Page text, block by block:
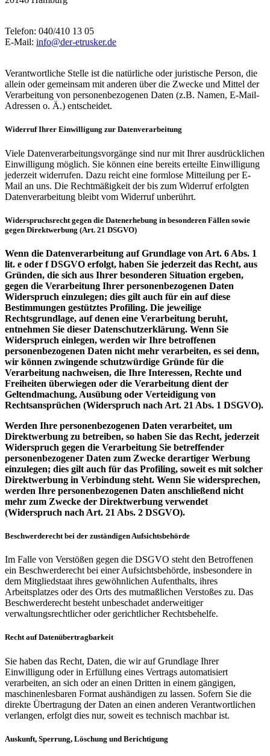
Telefon: 040/410 13 05
E-Mail: info@der-etrusker.de
Verantwortliche Stelle ist die natürliche oder juristische Person, die
allein oder gemeinsam mit anderen über die Zwecke und Mittel der
Verarbeitung von personenbezogenen Daten (z.B. Namen, E-Mail-
Adressen o. Ä.) entscheidet.
Widerruf Ihrer Einwilligung zur Datenverarbeitung
Viele Datenverarbeitungsvorgänge sind nur mit Ihrer ausdrücklichen
Einwilligung möglich. Sie können eine bereits erteilte Einwilligung
jederzeit widerrufen. Dazu reicht eine formlose Mitteilung per E-
Mail an uns. Die Rechtmäßigkeit der bis zum Widerruf erfolgten
Datenverarbeitung bleibt vom Widerruf unberührt.
Widerspruchsrecht gegen die Datenerhebung in besonderen Fällen sowie
gegen Direktwerbung (Art. 21 DSGVO)
Wenn die Datenverarbeitung auf Grundlage von Art. 6 Abs. 1
lit. e oder f DSGVO erfolgt, haben Sie jederzeit das Recht, aus
Gründen, die sich aus Ihrer besonderen Situation ergeben,
gegen die Verarbeitung Ihrer personenbezogenen Daten
Widerspruch einzulegen; dies gilt auch für ein auf diese
Bestimmungen gestütztes Profiling. Die jeweilige
Rechtsgrundlage, auf denen eine Verarbeitung beruht,
entnehmen Sie dieser Datenschutzerklärung. Wenn Sie
Widerspruch einlegen, werden wir Ihre betroffenen
personenbezogenen Daten nicht mehr verarbeiten, es sei denn,
wir können zwingende schutzwürdige Gründe für die
Verarbeitung nachweisen, die Ihre Interessen, Rechte und
Freiheiten überwiegen oder die Verarbeitung dient der
Geltendmachung, Ausübung oder Verteidigung von
Rechtsansprüchen (Widerspruch nach Art. 21 Abs. 1 DSGVO).
Werden Ihre personenbezogenen Daten verarbeitet, um
Direktwerbung zu betreiben, so haben Sie das Recht, jederzeit
Widerspruch gegen die Verarbeitung Sie betreffender
personenbezogener Daten zum Zwecke derartiger Werbung
einzulegen; dies gilt auch für das Profiling, soweit es mit solcher
Direktwerbung in Verbindung steht. Wenn Sie widersprechen,
werden Ihre personenbezogenen Daten anschließend nicht
mehr zum Zwecke der Direktwerbung verwendet
(Widerspruch nach Art. 21 Abs. 2 DSGVO).
Beschwerderecht bei der zuständigen Aufsichtsbehörde
Im Falle von Verstößen gegen die DSGVO steht den Betroffenen
ein Beschwerderecht bei einer Aufsichtsbehörde, insbesondere in
dem Mitgliedstaat ihres gewöhnlichen Aufenthalts, ihres
Arbeitsplatzes oder des Orts des mutmaßlichen Verstoßes zu. Das
Beschwerderecht besteht unbeschadet anderweitiger
verwaltungsrechtlicher oder gerichtlicher Rechtsbehelfe.
Recht auf Datenübertragbarkeit
Sie haben das Recht, Daten, die wir auf Grundlage Ihrer
Einwilligung oder in Erfüllung eines Vertrags automatisiert
verarbeiten, an sich oder an einen Dritten in einem gängigen,
maschinenlesbaren Format aushändigen zu lassen. Sofern Sie die
direkte Übertragung der Daten an einen anderen Verantwortlichen
verlangen, erfolgt dies nur, soweit es technisch machbar ist.
Auskunft, Sperrung, Löschung und Berichtigung